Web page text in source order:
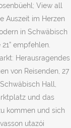
View all
Auszeit im Herzen
in Schwäbisch
empfehlen.
Herausragendes
von Reisenden, 27
Hall,
und das
kommen und sich
utazói